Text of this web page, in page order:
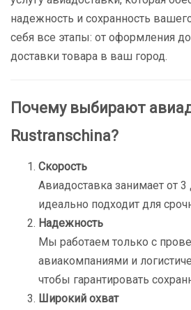
надежность и сохранность
себя все этапы: от оформления
доставки товара в ваш город.
Почему выбирают
Rustranschina?
Скорость
Авиадоставка занимает от 3
идеально подходит для
Надежность
Мы работаем только с
авиакомпаниями и
чтобы гарантировать
Широкий охват